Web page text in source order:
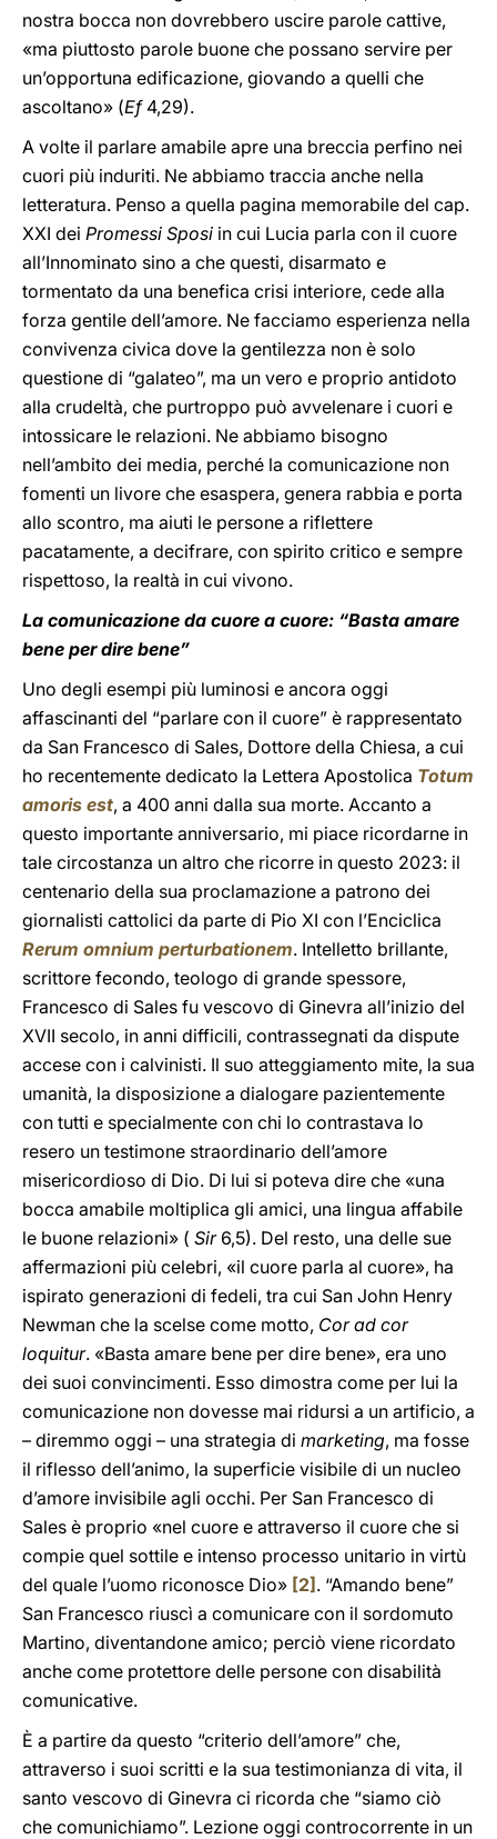
nostra bocca non dovrebbero uscire parole cattive,
«ma piuttosto parole buone che possano servire per
un’opportuna edificazione, giovando a quelli che
ascoltano» (Ef4,29).
A volte il parlare amabile apre una breccia perfino nei
cuori più induriti. Ne abbiamo traccia anche nella
letteratura. Penso a quella pagina memorabile del cap.
XXI dei Promessi Sposi in cui Lucia parla con il cuore
all’Innominato sino a che questi, disarmato e
tormentato da una benefica crisi interiore, cede alla
forza gentile dell’amore. Ne facciamo esperienza nella
convivenza civica dove la gentilezza non è solo
questione di “galateo”, ma un vero e proprio antidoto
alla crudeltà, che purtroppo può avvelenare i cuori e
intossicare le relazioni. Ne abbiamo bisogno
nell’ambito dei media, perché la comunicazione non
fomenti un livore che esaspera, genera rabbia e porta
allo scontro, ma aiuti le persone a riflettere
pacatamente, a decifrare, con spirito critico e sempre
rispettoso, la realtà in cui vivono.
La comunicazione da cuore a cuore: “Basta amare
bene per dire bene”
Uno degli esempi più luminosi e ancora oggi
affascinanti del “parlare con il cuore” è rappresentato
da San Francesco di Sales, Dottore della Chiesa, a cui
ho recentemente dedicato la Lettera Apostolica Totum
amoris est, a 400 anni dalla sua morte. Accanto a
questo importante anniversario, mi piace ricordarne in
tale circostanza un altro che ricorre in questo 2023: il
centenario della sua proclamazione a patrono dei
giornalisti cattolici da parte di Pio XI con l’Enciclica
Rerum omnium perturbationem. Intelletto brillante,
scrittore fecondo, teologo di grande spessore,
Francesco di Sales fu vescovo di Ginevra all’inizio del
XVII secolo, in anni difficili, contrassegnati da dispute
accese con i calvinisti. Il suo atteggiamento mite, la sua
umanità, la disposizione a dialogare pazientemente
con tutti e specialmente con chi lo contrastava lo
resero un testimone straordinario dell’amore
misericordioso di Dio. Di lui si poteva dire che «una
bocca amabile moltiplica gli amici, una lingua affabile
le buone relazioni» ( Sir6,5). Del resto, una delle sue
affermazioni più celebri, «il cuore parla al cuore», ha
ispirato generazioni di fedeli, tra cui San John Henry
Newman che la scelse come motto, Cor ad cor
loquitur. «Basta amare bene per dire bene», era uno
dei suoi convincimenti. Esso dimostra come per lui la
comunicazione non dovesse mai ridursi a un artificio, a
– diremmo oggi – una strategia di marketing, ma fosse
il riflesso dell’animo, la superficie visibile di un nucleo
d’amore invisibile agli occhi. Per San Francesco di
Sales è proprio «nel cuore e attraverso il cuore che si
compie quel sottile e intenso processo unitario in virtù
del quale l’uomo riconosce Dio» [2] . “Amando bene”
San Francesco riuscì a comunicare con il sordomuto
Martino, diventandone amico; perciò viene ricordato
anche come protettore delle persone con disabilità
comunicative.
È a partire da questo “criterio dell’amore” che,
attraverso i suoi scritti e la sua testimonianza di vita, il
santo vescovo di Ginevra ci ricorda che “siamo ciò
che comunichiamo”. Lezione oggi controcorrente in un